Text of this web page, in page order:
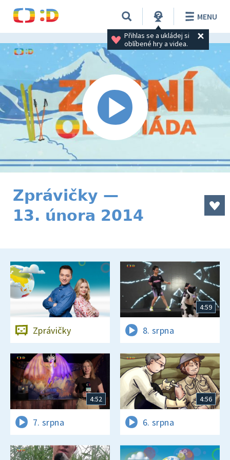
Přihlas se a ukládej si
oblíbené hry a videa.
MENU
Zprávičky —
13. února 2014
Zprávičky
4:59
8. srpna
4:52
7. srpna
4:56
6. srpna